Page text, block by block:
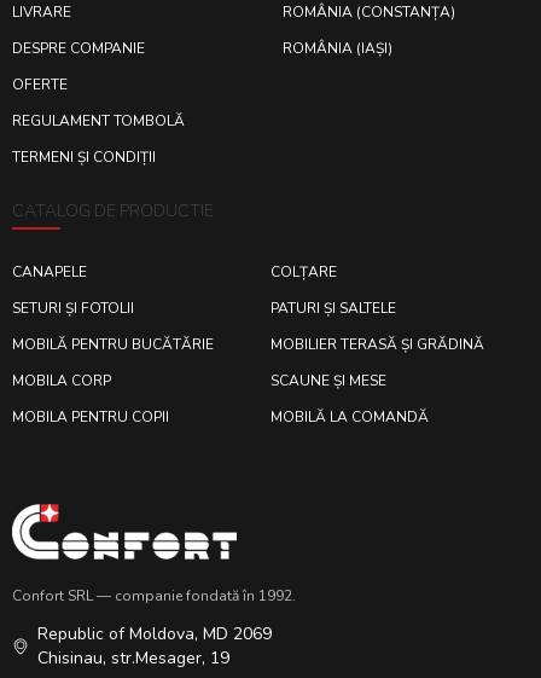
LIVRARE
DESPRE COMPANIE
OFERTE
REGULAMENT TOMBOLĂ
TERMENI ȘI CONDIȚII
CATALOG DE PRODUCTIE
CANAPELE
COLȚARE
SETURI ȘI FOTOLII
PATURI ȘI SALTELE
MOBILĂ PENTRU BUCĂTĂRIE
MOBILIER TERASĂ ȘI GRĂDINĂ
MOBILA CORP
SCAUNE ȘI MESE
MOBILA PENTRU COPII
MOBILĂ LA COMANDĂ
ROMÂNIA (CONSTANȚA)
ROMÂNIA (IAȘI)
Confort SRL — companie fondată în 1992.
Republic of Moldova, MD 2069
Chisinau, str.Mesager, 19